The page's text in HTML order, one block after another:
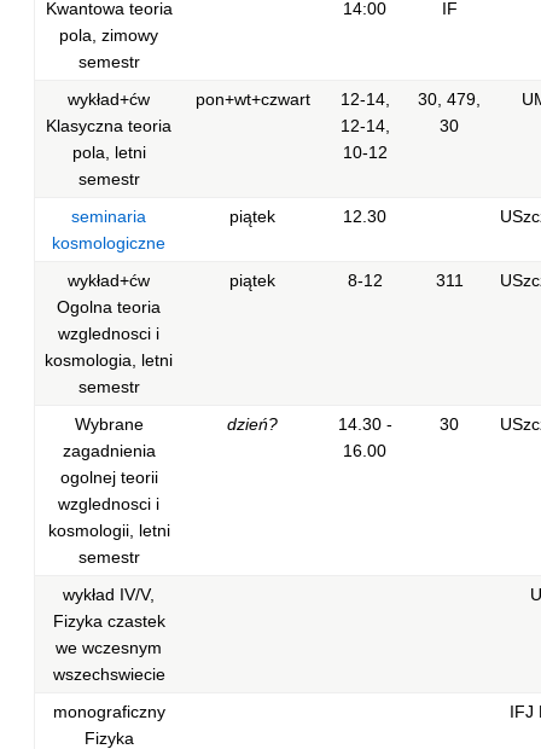
Kwantowa teoria
pola, zimowy
semestr
14:00
IF
wykład+ćw
Klasyczna teoria
pola, letni
semestr
pon+wt+czwart
12-14,
12-14,
10-12
30, 479,
30
seminaria
kosmologiczne
piątek 12.30
wykład+ćw
Ogolna teoria
wzglednosci i
kosmologia, letni
semestr
piątek 8-12 311
Wybrane
zagadnienia
ogolnej teorii
wzglednosci i
kosmologii, letni
semestr
dzień?
14.30 -
16.00
30
wykład IV/V,
Fizyka czastek
we wczesnym
wszechswiecie
monograficzny
Fizyka
IFJ